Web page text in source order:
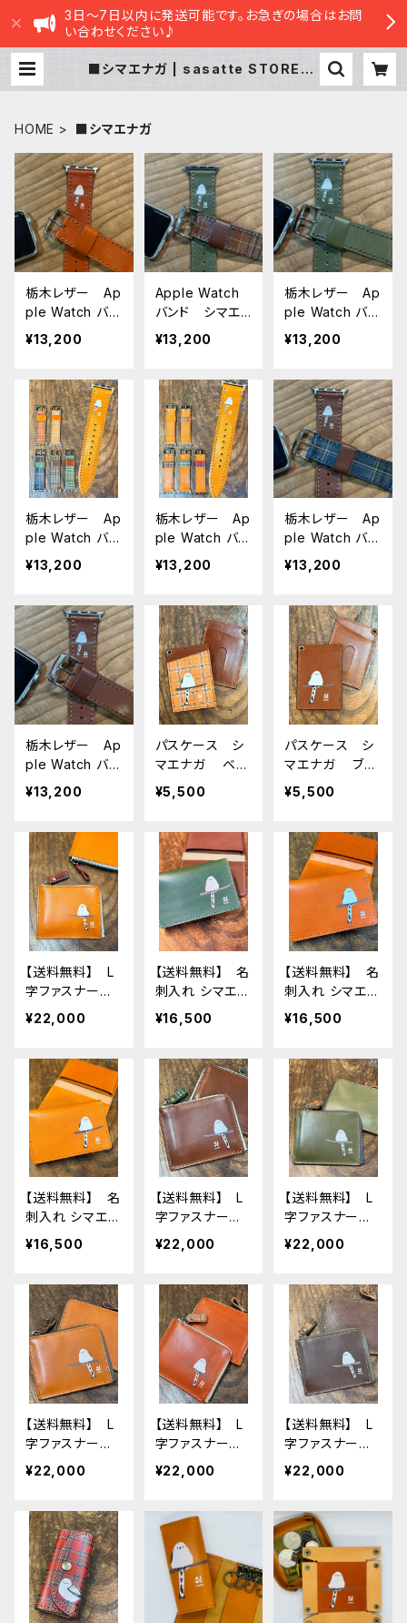
3日～7日以内に発送可能です。お急ぎの場合はお問
い合わせください♪
■シマエナガ | sasatte STORE|さ
HOME ■シマエナガ
栃木レザー Ap
ple Watch バン
ド シマエナ
ガ レッドブラウ
ッチバンド 時
計ベルト Appl
eWatch 対応
バンド シリー
ズ9 SE2023 8
SE2 7 6 SE 5
4 3 2 1に対応
¥13,200
Apple Watch
バンド シマエ
ナガ グリーン
× ブラウン タ
アップルウォッチ
バンド 時計ベ
ルト AppleWa
tch 対応 バン
ド シリーズ9
SE2023 8 SE2
7 6 SE 5 4 3 2
1に対応
¥13,200
栃木レザー Ap
ple Watch バン
ド シマエナ
ガ グリーン
ルウォッチバン
ド 時計ベル
ト AppleWatc
h 対応 バンド
シリーズ9 SE
2023 8 SE2 7
6 SE 5 4 3 2 1
に対応
¥13,200
栃木レザー Ap
ple Watch バン
ド シマエナ
ガ キャメル
ック アップル
ウォッチバンド
時計ベルト Ap
pleWatch 対
応バンド シリ
ーズ9 SE2023
8 SE2 7 6 SE
5 4 3 2 1に対応
¥13,200
栃木レザー Ap
ple Watch バン
ド シマエナ
ガ キャメル
バンド 時計ベ
ルト AppleWa
tch 対応 バン
ド シリーズ9
SE2023 8 SE2
7 6 SE 5 4 3 2
1に対応
¥13,200
栃木レザー Ap
ple Watch バン
ド シマエナ
ガ ブラウン ×
タンチェック ア
ップルウォッチバ
ンド 時計ベル
ト AppleWatc
h 対応 バンド
シリーズ9 SE
2023 8 SE2 7
6 SE 5 4 3 2 1
に対応
¥13,200
栃木レザー Ap
ple Watch バン
ド シマエナ
ガ ブラウン
バンド 時計ベ
ルト AppleWa
tch 対応 バン
ド シリーズ9
SE2023 8 SE2
7 6 SE 5 4 3 2
1に対応
¥13,200
パスケース シ
マエナガ ベー
ジュタータンチェ
ック ブラウ
ー しまえな
が Brown
¥5,500
パスケース シ
マエナガ ブラ
ウン 栃木レザ
ー しまえな
¥5,500
【送料無料】 L
字ファスナー財
布 シマエナ
ガ Camel キ
しまえなが 栃
木レザー
¥22,000
【送料無料】 名
刺入れ シマエナ
ガ ダークグリ
ーン darkgre
ー しまえなが
¥16,500
【送料無料】 名
刺入れ シマエナ
ガ レッドブラウ
ン RedBrown
しまえなが
¥16,500
【送料無料】 名
刺入れ シマエナ
ガ Camel キ
ャメル しまえ
¥16,500
【送料無料】 L
字ファスナー財
布 ブラウン
シマエナガ 財
まえなが 栃木
レザー
¥22,000
【送料無料】 L
字ファスナー財
布 グリーン
シマエナガ 財
まえなが 栃木
レザー
¥22,000
【送料無料】 L
字ファスナー財
布 キャメル
シマエナガ
しまえなが 栃
木レザー
¥22,000
【送料無料】 L
字ファスナー財
布 レッドブラウ
ン シマエナ
Brown しまえ
なが 栃木レザ
ー
¥22,000
【送料無料】 L
字ファスナー財
布 ダークブ
ラウン シマエ
rkBrown しま
えなが 栃木レ
ザー
¥22,000